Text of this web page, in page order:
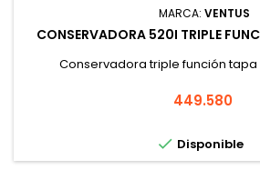
MARCA: VENTUS
CONSERVADORA 520I TRIPLE
Conservadora triple función
Precio
449.580
 Disponible